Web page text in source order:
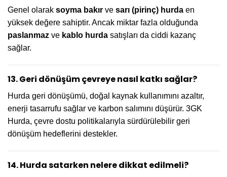
Genel olarak soyma bakır ve sarı (pirinç) hurda en
yüksek değere sahiptir. Ancak miktar fazla olduğunda
paslanmaz ve kablo hurda satışları da ciddi kazanç
sağlar.
13. Geri dönüşüm çevreye nasıl katkı sağlar?
Hurda geri dönüşümü, doğal kaynak kullanımını azaltır,
enerji tasarrufu sağlar ve karbon salımını düşürür. 3GK
Hurda, çevre dostu politikalarıyla sürdürülebilir geri
dönüşüm hedeflerini destekler.
14. Hurda satarken nelere dikkat edilmeli?